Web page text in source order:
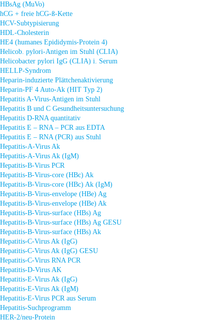
HBsAg (MuVo)
hCG + freie hCG-ß-Kette
HCV-Subtypisierung
HDL-Cholesterin
HE4 (humanes Epididymis-Protein 4)
Helicob. pylori-Antigen im Stuhl (CLIA)
Helicobacter pylori IgG (CLIA) i. Serum
HELLP-Syndrom
Heparin-induzierte Plättchenaktivierung
Heparin-PF 4 Auto-Ak (HIT Typ 2)
Hepatitis A-Virus-Antigen im Stuhl
Hepatitis B und C Gesundheitsuntersuchung
Hepatitis D-RNA quantitativ
Hepatitis E – RNA – PCR aus EDTA
Hepatitis E – RNA (PCR) aus Stuhl
Hepatitis-A-Virus Ak
Hepatitis-A-Virus Ak (IgM)
Hepatitis-B-Virus PCR
Hepatitis-B-Virus-core (HBc) Ak
Hepatitis-B-Virus-core (HBc) Ak (IgM)
Hepatitis-B-Virus-envelope (HBe) Ag
Hepatitis-B-Virus-envelope (HBe) Ak
Hepatitis-B-Virus-surface (HBs) Ag
Hepatitis-B-Virus-surface (HBs) Ag GESU
Hepatitis-B-Virus-surface (HBs) Ak
Hepatitis-C-Virus Ak (IgG)
Hepatitis-C-Virus Ak (IgG) GESU
Hepatitis-C-Virus RNA PCR
Hepatitis-D-Virus AK
Hepatitis-E-Virus Ak (IgG)
Hepatitis-E-Virus Ak (IgM)
Hepatitis-E-Virus PCR aus Serum
Hepatitis-Suchprogramm
HER-2/neu-Protein